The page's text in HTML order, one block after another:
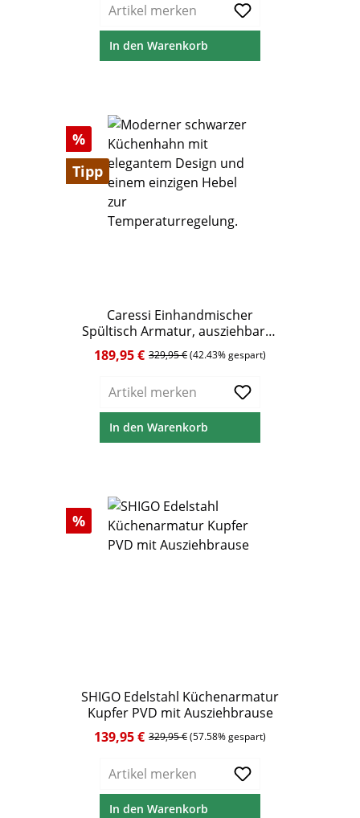
Artikel merken
In den Warenkorb
Rabatt
%
Tipp
Caressi Einhandmischer
Spültisch Armatur, ausziehbarer
Auslauf, schwarz
Verkaufspreis:
189,95 € Regulärer Preis:
329,95 €(42.43% gespart)
Artikel merken
In den Warenkorb
Rabatt
%
SHIGO Edelstahl Küchenarmatur
Kupfer PVD mit Ausziehbrause
Verkaufspreis:
139,95 € Regulärer Preis:
329,95 €(57.58% gespart)
Artikel merken
In den Warenkorb